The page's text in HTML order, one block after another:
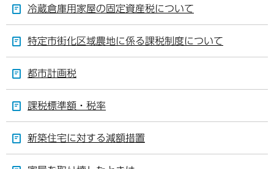
冷蔵倉庫用家屋の固定資産税について
特定市街化区域農地に係る課税制度について
都市計画税
課税標準額・税率
新築住宅に対する減額措置